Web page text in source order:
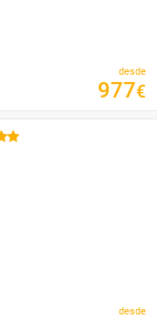
desde
977€
desde